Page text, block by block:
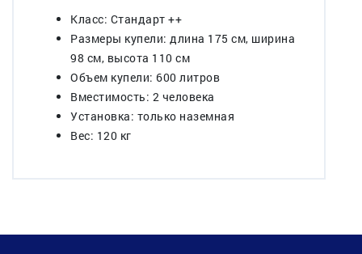
Класс: Стандарт ++
Размеры купели: длина 175 см, ширина
98 см, высота 110 см
Объем купели: 600 литров
Вместимость: 2 человека
Установка: только наземная
Вес: 120 кг